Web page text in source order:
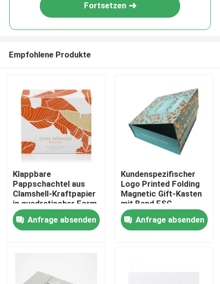
Haus
Videos
Fortsetzen
Empfohlene Produkte
Klappbare
Pappschachtel aus
Clamshell-Kraftpapier
in quadratischer Form
mit Magnetverschluss
und Logo aus Goldfolie
Anfrage absenden
Kundenspezifischer
Logo Printed Folding
Magnetic Gift-Kasten
mit Band FSC
bestätigte
Anfrage absenden